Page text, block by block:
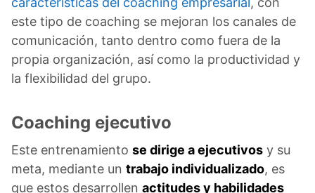
este tipo de coaching se mejoran los canales de
comunicación, tanto dentro como fuera de la
propia organización, así como la productividad y
la flexibilidad del grupo.
Coaching ejecutivo
Este entrenamiento se dirige a ejecutivos y su
meta, mediante un trabajo individualizado, es
que estos desarrollen actitudes y habilidades